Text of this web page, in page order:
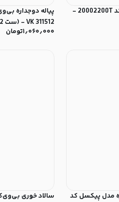
پیاله 13 نوری‌تازه مدل پیکسل کد 20002200T -
VK 311512 - (ست 2 عددی)
۱٫۰۶۰٫۰۰۰تومان
17 نوری‌تازه مدل پیکسل کد
سالاد خوری بی‌وی‌کی